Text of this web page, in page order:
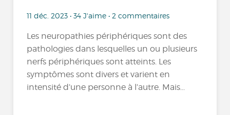
11 déc. 2023 • 34 J'aime • 2 commentaires
Les neuropathies périphériques sont des
pathologies dans lesquelles un ou plusieurs
nerfs périphériques sont atteints. Les
symptômes sont divers et varient en
intensité d’une personne à l’autre. Mais...